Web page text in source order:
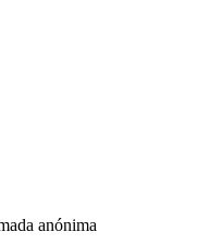
anónima